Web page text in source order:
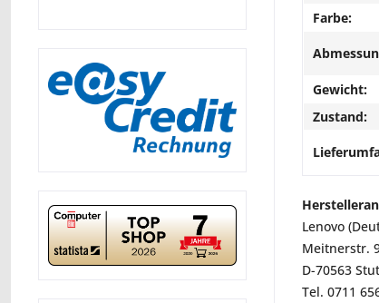
Farbe:
Gewicht:
Zustand:
Lenovo
Meitnerstr.
D-70563
Tel. 0711